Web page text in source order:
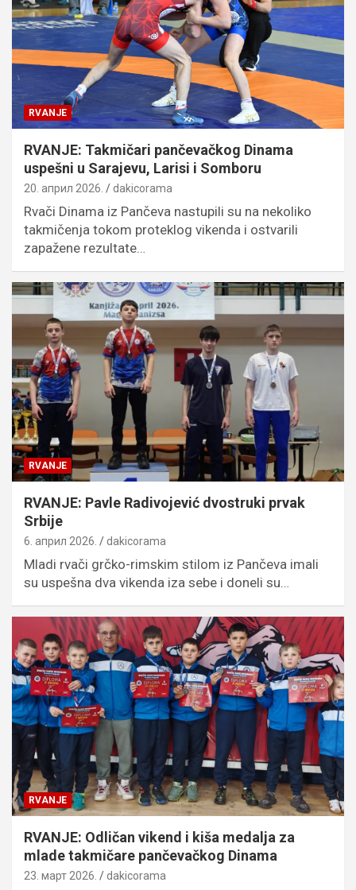
RVANJE
RVANJE: Takmičari pančevačkog Dinama
uspešni u Sarajevu, Larisi i Somboru
20. април 2026. dakicorama
Rvači Dinama iz Pančeva nastupili su na nekoliko
takmičenja tokom proteklog vikenda i ostvarili
zapažene rezultate…
RVANJE
RVANJE: Pavle Radivojević dvostruki prvak
Srbije
6. април 2026. dakicorama
Mladi rvači grčko-rimskim stilom iz Pančeva imali
su uspešna dva vikenda iza sebe i doneli su…
RVANJE
RVANJE: Odličan vikend i kiša medalja za
mlade takmičare pančevačkog Dinama
23. март 2026. dakicorama